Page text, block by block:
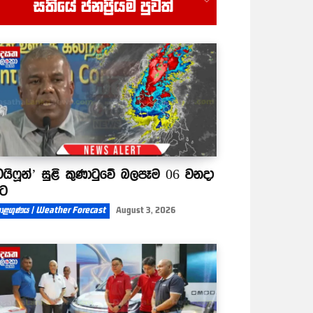
00:52
සතියේ ජනප්‍රියම පුවත්
සුළි කුණාටුවේ බලපෑම 06 වනදා
| Weather Forecast August 3, 2026